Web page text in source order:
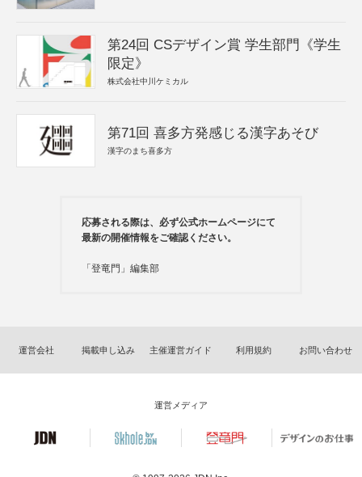
第24回 CSデザイン賞 学生部門《学生
限定》
株式会社中川ケミカル
第71回 喜多方発感じる漢字あそび
漢字のまち喜多方
応募される際は、必ず公式ホームページにて
最新の開催情報をご確認ください。
「登竜門」編集部
運営会社 掲載申し込み 主催運営ガイド 利用規約 お問い合わせ
運営メディア